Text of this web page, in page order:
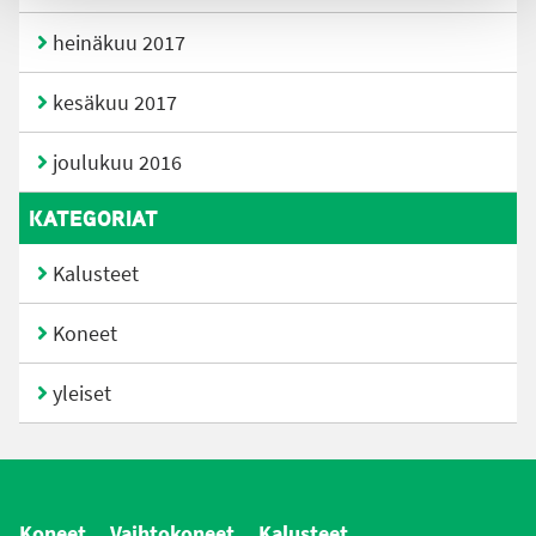
heinäkuu 2017
kesäkuu 2017
joulukuu 2016
KATEGORIAT
Kalusteet
Koneet
yleiset